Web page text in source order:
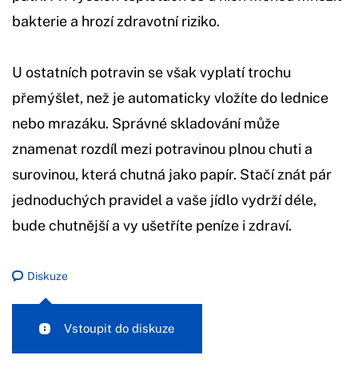
bakterie a hrozí zdravotní riziko.
U ostatních potravin se však vyplatí trochu
přemýšlet, než je automaticky vložíte do lednice
nebo mrazáku. Správné skladování může
znamenat rozdíl mezi potravinou plnou chuti a
surovinou, která chutná jako papír. Stačí znát pár
jednoduchých pravidel a vaše jídlo vydrží déle,
bude chutnější a vy ušetříte peníze i zdraví.
Diskuze
Vstoupit do diskuze